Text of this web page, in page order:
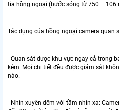
tia hồng ngoại (bước sóng từ 750 – 106
Tác dụng của hồng ngoại camera quan
- Quan sát được khu vực ngay cả trong
kém. Mọi chi tiết đều được giám sát
nào.
- Nhìn xuyên đêm với tầm nhìn xa: